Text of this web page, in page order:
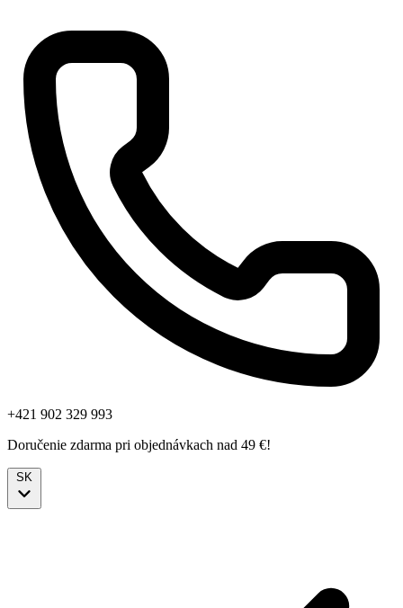
+421 902 329 993
Doručenie zdarma pri objednávkach nad 49 €!
SK